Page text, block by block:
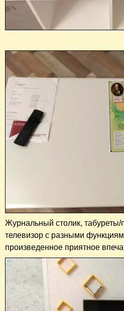
Журнальный столик,
телевизор с разными
произведенное приятное